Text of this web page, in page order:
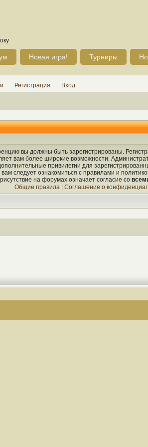
Новая игра! Турниры
Регистрация Вход
вы должны быть зарегистрированы.
вам более широкие возможности.
привилегии для
вам следует ознакомиться с правилами и
на форумах означает согласие со
Общие правила| Соглашение о